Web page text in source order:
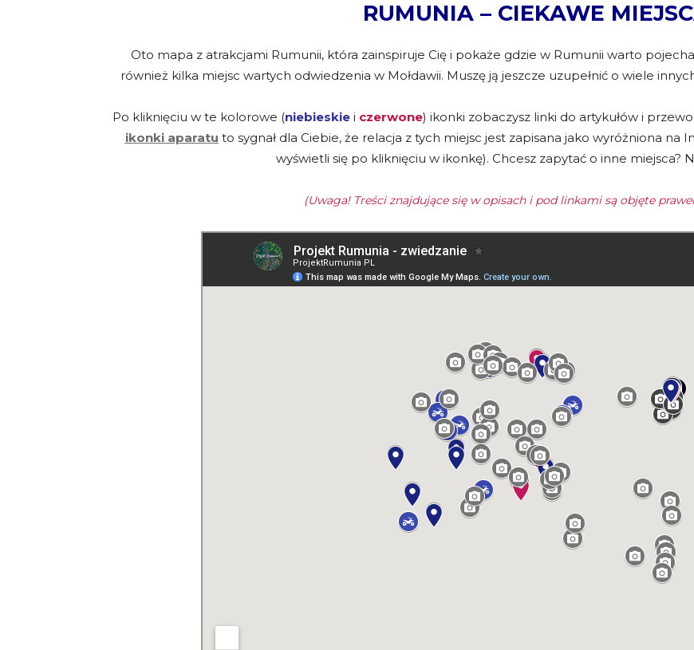
RUMUNIA – CIEKAWE
Oto mapa z atrakcjami Rumunii, która zainspiruje Cię i pokaże gdzie w Rumunii warto
również kilka miejsc wartych odwiedzenia w Mołdawii. Muszę ją jeszcze uzupełnić o wiele
Po kliknięciu w te kolorowe (niebieskie i czerwone) ikonki zobaczysz linki do artykułów i
ikonki aparatu to sygnał dla Ciebie, że relacja z tych miejsc jest zapisana jako wyróżniona
wyświetli się po kliknięciu w ikonkę). Chcesz zapytać o inne miejsca?
(Uwaga! Treści znajdujące się w opisach i pod linkami są objęte